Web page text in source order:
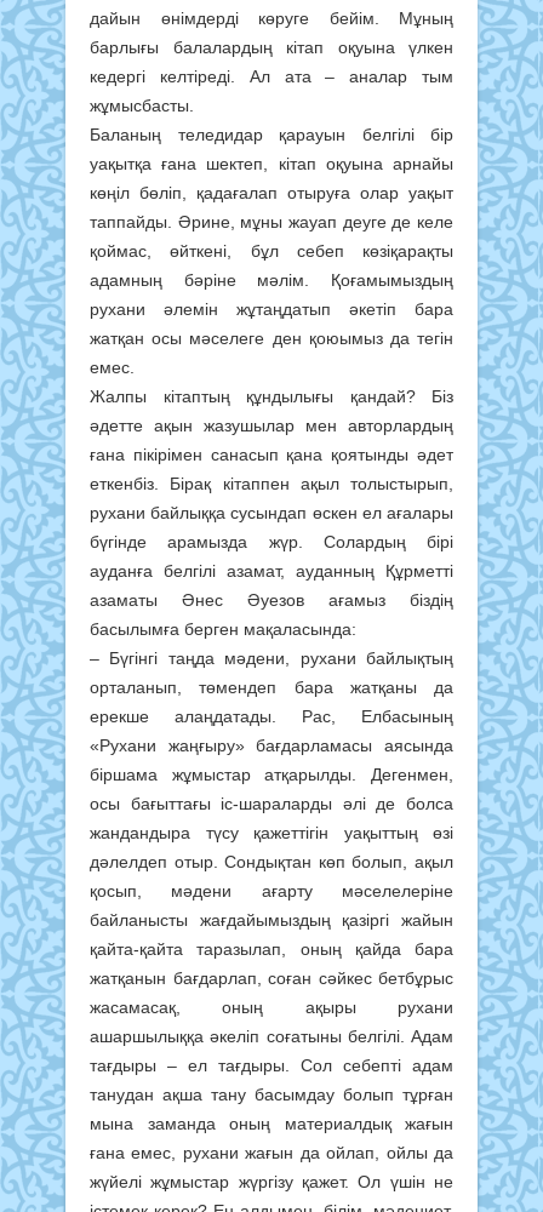
дайын өнімдерді көруге бейім. Мұның
барлығы балалардың кітап оқуына үлкен
кедергі келтіреді. Ал ата – аналар тым
жұмысбасты.
Баланың теледидар қарауын белгілі бір
уақытқа ғана шектеп, кітап оқуына арнайы
көңіл бөліп, қадағалап отыруға олар уақыт
таппайды. Әрине, мұны жауап деуге де келе
қоймас, өйткені, бұл себеп көзіқарақты
адамның бәріне мәлім. Қоғамымыздың
рухани әлемін жұтаңдатып әкетіп бара
жатқан осы мәселеге ден қоюымыз да тегін
емес.
Жалпы кітаптың құндылығы қандай? Біз
әдетте ақын жазушылар мен авторлардың
ғана пікірімен санасып қана қоятынды әдет
еткенбіз. Бірақ кітаппен ақыл толыстырып,
рухани байлыққа сусындап өскен ел ағалары
бүгінде арамызда жүр. Солардың бірі
ауданға белгілі азамат, ауданның Құрметті
азаматы Әнес Әуезов ағамыз біздің
басылымға берген мақаласында:
– Бүгінгі таңда мәдени, рухани байлықтың
орталанып, төмендеп бара жатқаны да
ерекше алаңдатады. Рас, Елбасының
«Рухани жаңғыру» бағдарламасы аясында
біршама жұмыстар атқарылды. Дегенмен,
осы бағыттағы іс-шараларды әлі де болса
жандандыра түсу қажеттігін уақыттың өзі
дәлелдеп отыр. Сондықтан көп болып, ақыл
қосып, мәдени ағарту мәселелеріне
байланысты жағдайымыздың қазіргі жайын
қайта-қайта таразылап, оның қайда бара
жатқанын бағдарлап, соған сәйкес бетбұрыс
жасамасақ, оның ақыры рухани
ашаршылыққа әкеліп соғатыны белгілі. Адам
тағдыры – ел тағдыры. Сол себепті адам
танудан ақша тану басымдау болып тұрған
мына заманда оның материалдық жағын
ғана емес, рухани жағын да ойлап, ойлы да
жүйелі жұмыстар жүргізу қажет. Ол үшін не